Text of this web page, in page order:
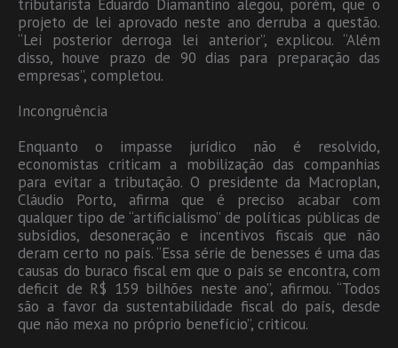
tributarista Eduardo Diamantino alegou, porém, que o
projeto de lei aprovado neste ano derruba a questão.
“Lei posterior derroga lei anterior”, explicou. “Além
disso, houve prazo de 90 dias para preparação das
empresas”, completou.
Incongruência
Enquanto o impasse jurídico não é resolvido,
economistas criticam a mobilização das companhias
para evitar a tributação. O presidente da Macroplan,
Cláudio Porto, afirma que é preciso acabar com
qualquer tipo de “artificialismo” de políticas públicas de
subsídios, desoneração e incentivos fiscais que não
deram certo no país. “Essa série de benesses é uma das
causas do buraco fiscal em que o país se encontra, com
deficit de R$ 159 bilhões neste ano”, afirmou. “Todos
são a favor da sustentabilidade fiscal do país, desde
que não mexa no próprio benefício”, criticou.